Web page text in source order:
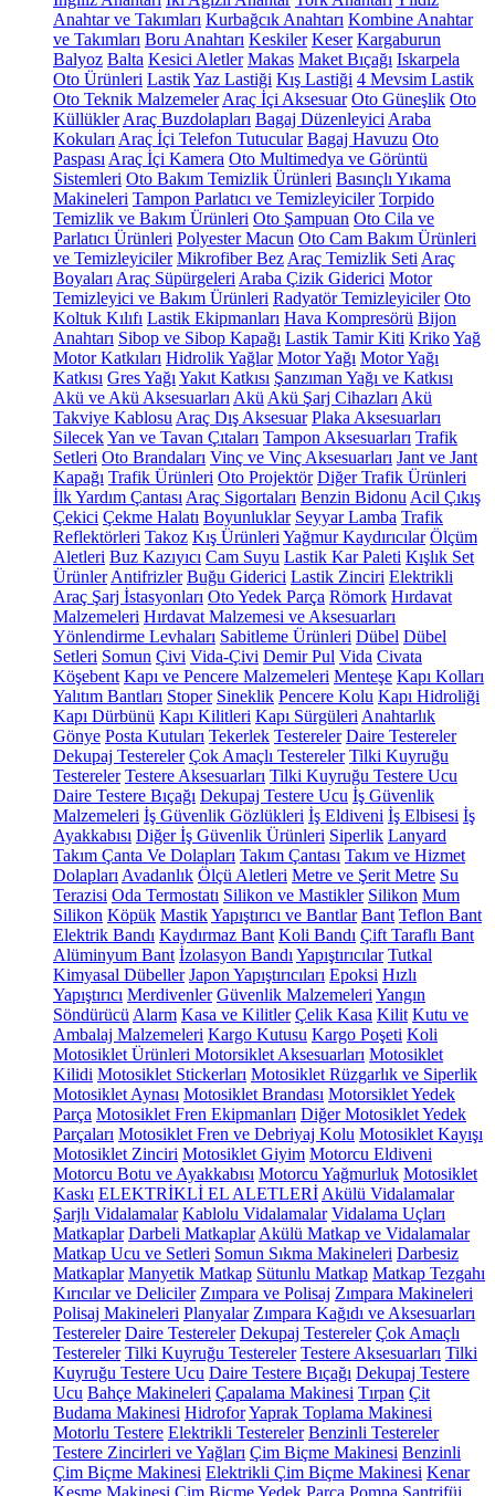
Anahtar ve Takımları Kurbağcık Anahtarı Kombine Anahtar
ve Takımları Boru Anahtarı Keskiler Keser Kargaburun
Balyoz Balta Kesici Aletler Makas Maket Bıçağı Iskarpela
Oto Ürünleri LastikYaz Lastiği Kış Lastiği 4 Mevsim Lastik
Oto Teknik Malzemeler Araç İçi Aksesuar Oto Güneşlik Oto
Küllükler Araç Buzdolapları Bagaj Düzenleyici Araba
Kokuları Araç İçi Telefon Tutucular Bagaj Havuzu Oto
Paspası Araç İçi Kamera Oto Multimedya ve Görüntü
Sistemleri Oto Bakım Temizlik Ürünleri Basınçlı Yıkama
Makineleri Tampon Parlatıcı ve Temizleyiciler Torpido
Temizlik ve Bakım Ürünleri Oto Şampuan Oto Cila ve
Parlatıcı Ürünleri Polyester Macun Oto Cam Bakım Ürünleri
ve Temizleyiciler Mikrofiber Bez Araç Temizlik Seti Araç
Boyaları Araç Süpürgeleri Araba Çizik Giderici Motor
Temizleyici ve Bakım Ürünleri Radyatör Temizleyiciler Oto
Koltuk Kılıfı Lastik Ekipmanları Hava Kompresörü Bijon
Anahtarı Sibop ve Sibop Kapağı Lastik Tamir Kiti KrikoYağ
Motor Katkıları Hidrolik Yağlar Motor Yağı Motor Yağı
Katkısı Gres Yağı Yakıt Katkısı Şanzıman Yağı ve Katkısı
Akü ve Akü Aksesuarları Akü Akü Şarj Cihazları Akü
Takviye Kablosu Araç Dış Aksesuar Plaka Aksesuarları
SilecekYan ve Tavan Çıtaları Tampon Aksesuarları Trafik
Setleri Oto Brandaları Vinç ve Vinç Aksesuarları Jant ve Jant
Kapağı Trafik Ürünleri Oto Projektör Diğer Trafik Ürünleri
İlk Yardım Çantası Araç Sigortaları Benzin Bidonu Acil Çıkış
Çekici Çekme Halatı Boyunluklar Seyyar Lamba Trafik
Reflektörleri Takoz Kış Ürünleri Yağmur Kaydırıcılar Ölçüm
Aletleri Buz Kazıyıcı Cam Suyu Lastik Kar Paleti Kışlık Set
Ürünler Antifrizler Buğu Giderici Lastik Zinciri Elektrikli
Araç Şarj İstasyonları Oto Yedek Parça Römork Hırdavat
Malzemeleri Hırdavat Malzemesi ve Aksesuarları
Yönlendirme Levhaları Sabitleme Ürünleri Dübel Dübel
Setleri Somun Çivi Vida-Çivi Demir Pul Vida Civata
Köşebent Kapı ve Pencere Malzemeleri Menteşe Kapı Kolları
Yalıtım Bantları Stoper Sineklik Pencere Kolu Kapı Hidroliği
Kapı Dürbünü Kapı Kilitleri Kapı Sürgüleri Anahtarlık
Gönye Posta Kutuları Tekerlek Testereler Daire Testereler
Dekupaj Testereler Çok Amaçlı Testereler Tilki Kuyruğu
Testereler Testere Aksesuarları Tilki Kuyruğu Testere Ucu
Daire Testere Bıçağı Dekupaj Testere Ucu İş Güvenlik
Malzemeleri İş Güvenlik Gözlükleri İş Eldiveni İş Elbisesi İş
Ayakkabısı Diğer İş Güvenlik Ürünleri Siperlik Lanyard
Takım Çanta Ve Dolapları Takım Çantası Takım ve Hizmet
Dolapları Avadanlık Ölçü Aletleri Metre ve Şerit Metre Su
Terazisi Oda Termostatı Silikon ve Mastikler Silikon Mum
Silikon Köpük MastikYapıştırıcı ve Bantlar Bant Teflon Bant
Elektrik Bandı Kaydırmaz Bant Koli Bandı Çift Taraflı Bant
Alüminyum Bant İzolasyon Bandı Yapıştırıcılar Tutkal
Kimyasal Dübeller Japon Yapıştırıcıları Epoksi Hızlı
Yapıştırıcı Merdivenler Güvenlik Malzemeleri Yangın
Söndürücü Alarm Kasa ve Kilitler Çelik Kasa Kilit Kutu ve
Ambalaj Malzemeleri Kargo Kutusu Kargo Poşeti Koli
Motosiklet Ürünleri Motorsiklet Aksesuarları Motosiklet
Kilidi Motosiklet Stickerları Motosiklet Rüzgarlık ve Siperlik
Motosiklet Aynası Motosiklet Brandası Motorsiklet Yedek
Parça Motosiklet Fren Ekipmanları Diğer Motosiklet Yedek
Parçaları Motosiklet Fren ve Debriyaj Kolu Motosiklet Kayışı
Motosiklet Zinciri Motosiklet Giyim Motorcu Eldiveni
Motorcu Botu ve Ayakkabısı Motorcu Yağmurluk Motosiklet
Kaskı ELEKTRİKLİ EL ALETLERİ Akülü Vidalamalar
Şarjlı Vidalamalar Kablolu Vidalamalar Vidalama Uçları
Matkaplar Darbeli Matkaplar Akülü Matkap ve Vidalamalar
Matkap Ucu ve Setleri Somun Sıkma Makineleri Darbesiz
Matkaplar Manyetik Matkap Sütunlu Matkap Matkap Tezgahı
Kırıcılar ve Deliciler Zımpara ve Polisaj Zımpara Makineleri
Polisaj Makineleri Planyalar Zımpara Kağıdı ve Aksesuarları
Testereler Daire Testereler Dekupaj Testereler Çok Amaçlı
Testereler Tilki Kuyruğu Testereler Testere Aksesuarları Tilki
Kuyruğu Testere Ucu Daire Testere Bıçağı Dekupaj Testere
Ucu Bahçe Makineleri Çapalama Makinesi Tırpan Çit
Budama Makinesi HidroforYaprak Toplama Makinesi
Motorlu Testere Elektrikli Testereler Benzinli Testereler
Testere Zincirleri ve Yağları Çim Biçme Makinesi Benzinli
Çim Biçme Makinesi Elektrikli Çim Biçme Makinesi Kenar
Kesme Makinesi Çim Biçme Yedek Parça Pompa Santrifüj